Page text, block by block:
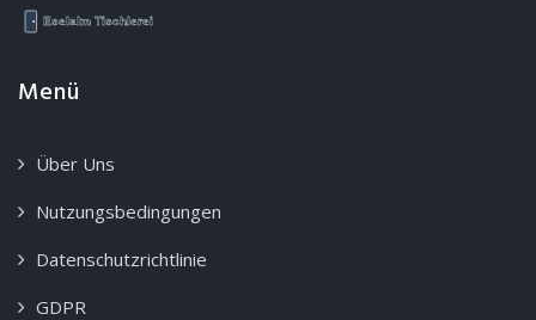
Menü
Über Uns
Nutzungsbedingungen
Datenschutzrichtlinie
GDPR